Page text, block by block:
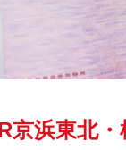
京浜東北・